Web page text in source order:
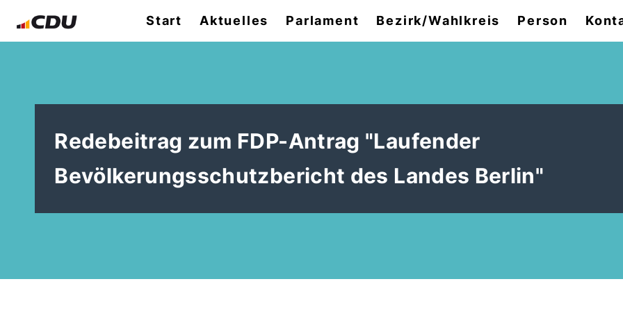
Start Aktuelles Parlament Bezirk/Wahlkreis Person
Redebeitrag zum FDP-Antrag "Laufender
Bevölkerungsschutzbericht des Landes Berlin"